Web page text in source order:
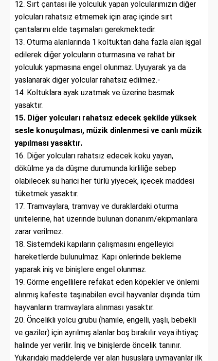
12. Sırt çantası ile yolculuk yapan yolcularımızın diğer
yolcuları rahatsız etmemek için araç içinde sırt
çantalarını elde taşımaları gerekmektedir.
13. Oturma alanlarında 1 koltuktan daha fazla alan işgal
edilerek diğer yolcuların oturmasına ve rahat bir
yolculuk yapmasına engel olunmaz. Uyuyarak ya da
yaslanarak diğer yolcular rahatsız edilmez.-
14. Koltuklara ayak uzatmak ve üzerine basmak
yasaktır.
15. Diğer yolcuları rahatsız edecek şekilde yüksek
sesle konuşulması, müzik dinlenmesi ve canlı müzik
yapılması yasaktır.
16. Diğer yolcuları rahatsız edecek koku yayan,
dökülme ya da düşme durumunda kirliliğe sebep
olabilecek su harici her türlü yiyecek, içecek maddesi
tüketmek yasaktır.
17. Tramvaylara, tramvay ve duraklardaki oturma
ünitelerine, hat üzerinde bulunan donanım/ekipmanlara
zarar verilmez.
18. Sistemdeki kapıların çalışmasını engelleyici
hareketlerde bulunulmaz. Kapı önlerinde bekleme
yaparak iniş ve binişlere engel olunmaz.
19. Görme engellilere refakat eden köpekler ve önlemi
alınmış kafeste taşınabilen evcil hayvanlar dışında tüm
hayvanların tramvaylara alınması yasaktır.
20. Öncelikli yolcu grubu (hamile, engelli, yaşlı, bebekli
ve gaziler) için ayrılmış alanlar boş bırakılır veya ihtiyaç
halinde yer verilir. İniş ve binişlerde öncelik tanınır.
Yukarıdaki maddelerde yer alan hususlara uymayanlar ilk